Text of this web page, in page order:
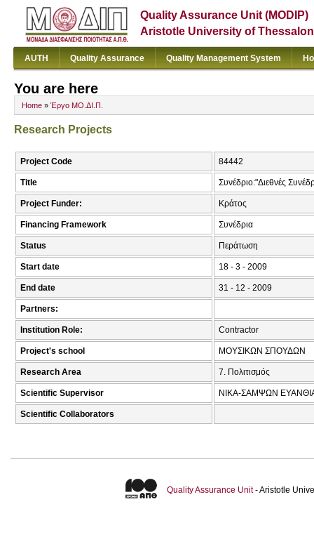
Quality Assurance Unit (MODIP)
Aristotle University of
AUTH Quality Assurance Quality Management System
You are here
Home » Έργο ΜΟ.ΔΙ.Π.
Research Projects
Project Code 84442
Title Συνέδριο:"Διεθνές
Project Funder: Κράτος
Financing Framework Συνέδρια
Status Περάτωση
Start date 18 - 3 - 2009
End date 31 - 12 - 2009
Partners:
Institution Role: Contractor
Project's school ΜΟΥΣΙΚΩΝ ΣΠΟΥΔΩΝ
Research Area 7. Πολιτισμός
Scientific Supervisor ΝΙΚΑ-ΣΑΜΨΩΝ
Scientific Collaborators
Quality Assurance Unit- Aristotle